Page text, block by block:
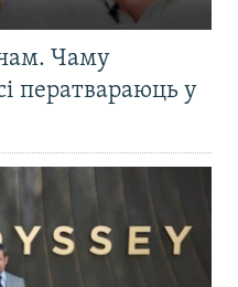
Чаму
ператвараюць у